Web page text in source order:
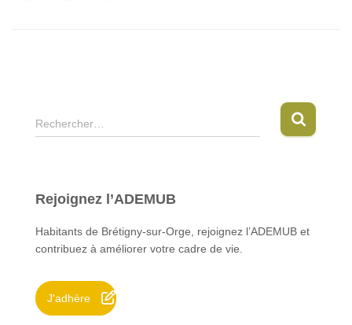
R
e
r
h
e
:
Rechercher…
Rejoignez l’ADEMUB
Habitants de Brétigny-sur-Orge, rejoignez l’ADEMUB et
contribuez à améliorer votre cadre de vie.
J'adhère